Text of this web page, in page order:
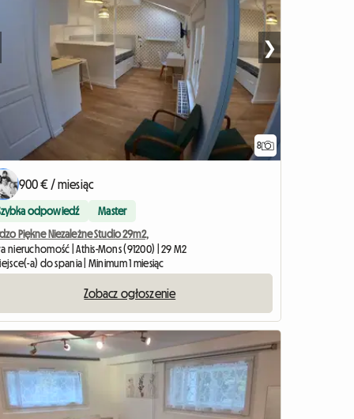
8
❯
900 € / miesiąc
odpowiedź Master
Piękne Niezależne Studio 29m2,
nieruchomość | Athis-Mons (91200) | 29 M2
a) do spania | Minimum 1 miesiąc
Zobacz ogłoszenie